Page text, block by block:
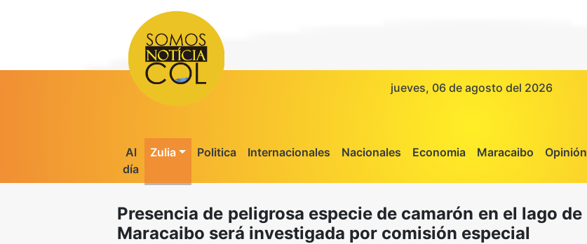
jueves, 06 de agosto del 2026
Al
día
Zulia Politica Internacionales Nacionales Economia Maracaibo Opinión
Presencia de peligrosa especie de camarón en el lago de
Maracaibo será investigada por comisión especial